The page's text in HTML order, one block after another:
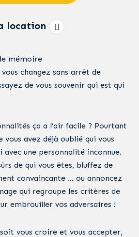
location
mémoire
changez sans arrêt de
de vous souvenir qui est qui
ça a l’air facile ? Pourtant
avez déjà oublié qui vous
une personnalité inconnue.
de qui vous êtes, bluffez de
convaincante … ou annoncez
qui regroupe les critères de
embrouiller vos adversaires !
vous croire et vous accepter,